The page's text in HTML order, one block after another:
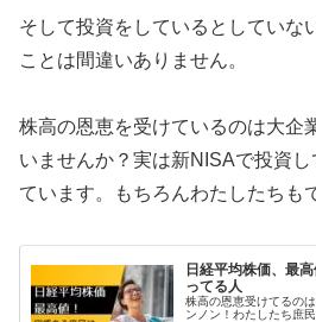
そして投資をしているとしていな
ことは間違いありません。
株高の恩恵を受けているのは大企
いませんか？実は新NISAで投資
ています。もちろんわたしたちも
日経平均株価、最
ってる人
株高の恩恵受けてるの
ンノン！わたしたち庶